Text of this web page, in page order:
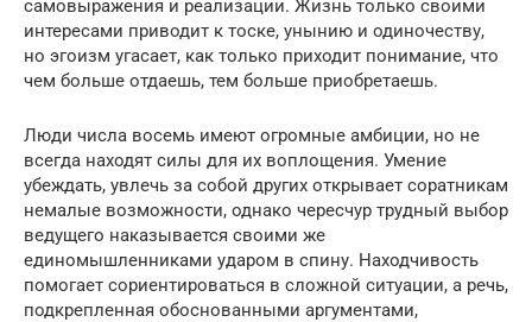
самовыражения и реализации. Жизнь только своими
интересами приводит к тоске, унынию и одиночеству,
но эгоизм угасает, как только приходит понимание, что
чем больше отдаешь, тем больше приобретаешь.
Люди числа восемь имеют огромные амбиции, но не
всегда находят силы для их воплощения. Умение
убеждать, увлечь за собой других открывает соратникам
немалые возможности, однако чересчур трудный выбор
ведущего наказывается своими же
единомышленниками ударом в спину. Находчивость
помогает сориентироваться в сложной ситуации, а речь,
подкрепленная обоснованными аргументами,